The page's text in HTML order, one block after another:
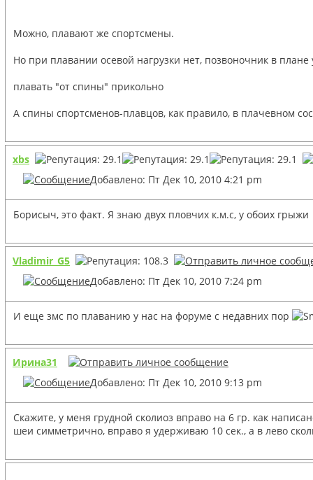
Можно, плавают же спортсмены.
Но при плавании осевой нагрузки нет, позвоночник в
плавать "от спины" прикольно
А спины спортсменов-плавцов, как правило, в плачевном
xbs
Добавлено: Пт Дек 10, 2010 4:21 pm
Борисыч, это факт. Я знаю двух пловчих к.м.с, у обоих грыжи
Vladimir_G5
Добавлено: Пт Дек 10, 2010 7:24 pm
И еще змс по плаванию у нас на форуме с недавних пор
Ирина31
Добавлено: Пт Дек 10, 2010 9:13 pm
Скажите, у меня грудной сколиоз вправо на 6 гр. как
шеи симметрично, вправо я удерживаю 10 сек., а в лево